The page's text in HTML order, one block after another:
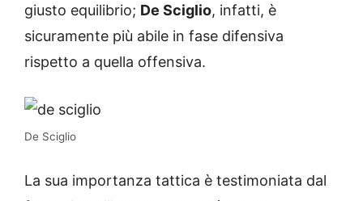
giusto equilibrio; De Sciglio, infatti, è
sicuramente più abile in fase difensiva
rispetto a quella offensiva.
De Sciglio
La sua importanza tattica è testimoniata dal